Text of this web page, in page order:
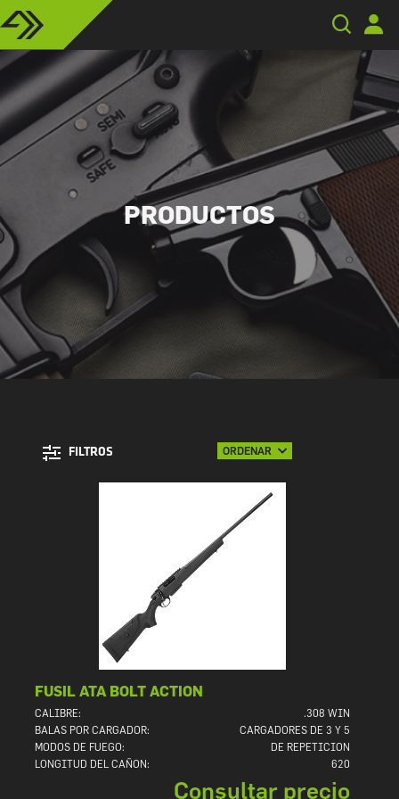
PRODUCTOS
FILTROS ORDENAR
FUSIL ATA BOLT ACTION
CALIBRE:
.308 WIN
BALAS POR CARGADOR:
CARGADORES DE 3 Y 5
MODOS DE FUEGO:
DE REPETICION
LONGITUD DEL CAÑON:
620
Consultar precio